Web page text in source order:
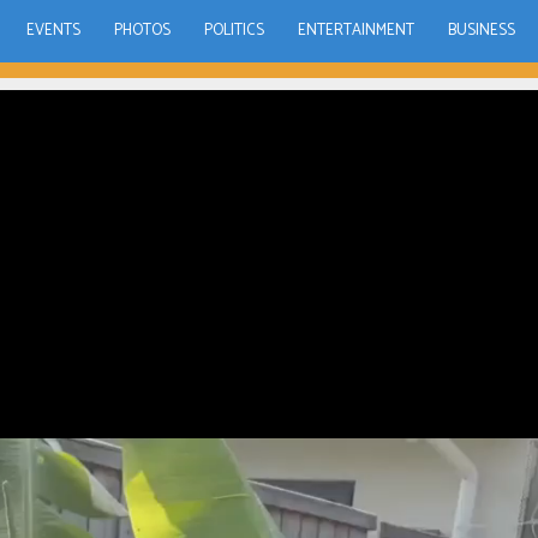
EVENTS PHOTOS POLITICS ENTERTAINMENT BUSINESS